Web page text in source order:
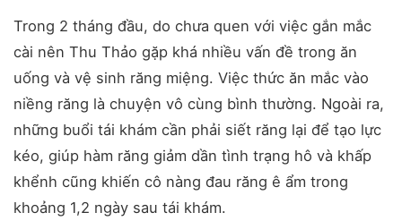
Trong 2 tháng đầu, do chưa quen với việc gắn mắc
cài nên Thu Thảo gặp khá nhiều vấn đề trong ăn
uống và vệ sinh răng miệng. Việc thức ăn mắc vào
niềng răng là chuyện vô cùng bình thường. Ngoài ra,
những buổi tái khám cần phải siết răng lại để tạo lực
kéo, giúp hàm răng giảm dần tình trạng hô và khấp
khểnh cũng khiến cô nàng đau răng ê ẩm trong
khoảng 1,2 ngày sau tái khám.